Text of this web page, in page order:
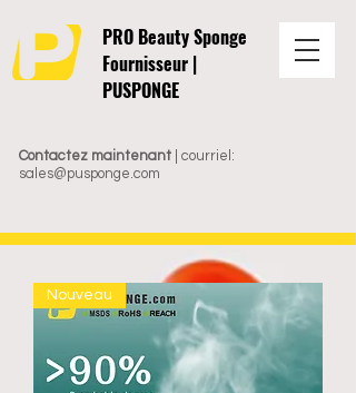
Contactez maintenant | courriel:
sales@pusponge.com
PRO Beauty Sponge
Fournisseur |
PUSPONGE
Nouveau